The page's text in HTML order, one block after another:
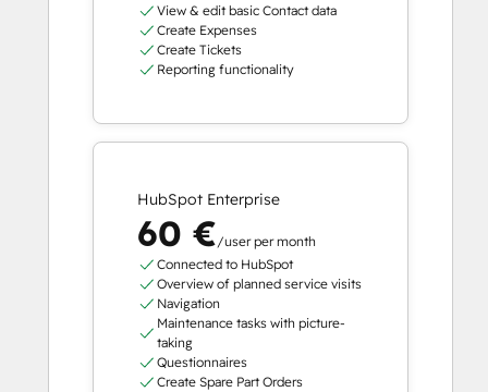
View & edit basic Contact data
Create Expenses
Create Tickets
Reporting functionality
HubSpot Enterprise
60 €/user per month
Connected to HubSpot
Overview of planned service visits
Navigation
Maintenance tasks with picture-
taking
Questionnaires
Create Spare Part Orders